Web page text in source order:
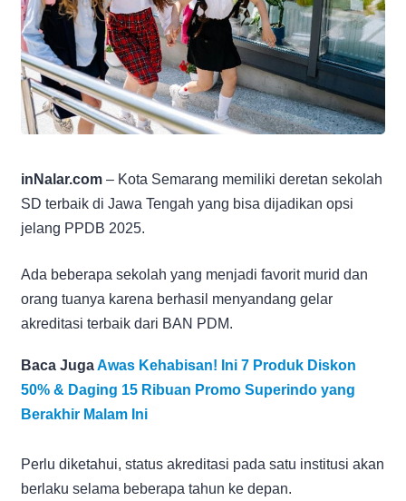
inNalar.com – Kota Semarang memiliki deretan sekolah
SD terbaik di Jawa Tengah yang bisa dijadikan opsi
jelang PPDB 2025.
Ada beberapa sekolah yang menjadi favorit murid dan
orang tuanya karena berhasil menyandang gelar
akreditasi terbaik dari BAN PDM.
Baca JugaAwas Kehabisan! Ini 7 Produk Diskon
50% & Daging 15 Ribuan Promo Superindo yang
Berakhir Malam Ini
Perlu diketahui, status akreditasi pada satu institusi akan
berlaku selama beberapa tahun ke depan.